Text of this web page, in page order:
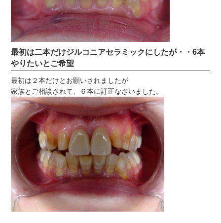
最初は二本だけジルコニアセラミックにしたが・・6本
やりたいとご希望
最初は２本だけとお願いされましたが
家族とご相談されて、６本に訂正なさいました。